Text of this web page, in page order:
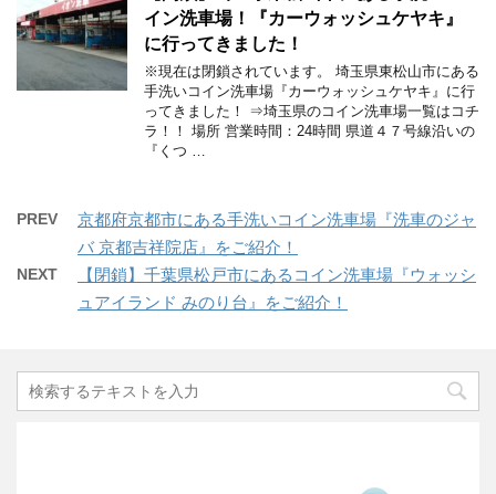
イン洗車場！『カーウォッシュケヤキ』
に行ってきました！
※現在は閉鎖されています。 埼玉県東松山市にある
手洗いコイン洗車場『カーウォッシュケヤキ』に行
ってきました！ ⇒埼玉県のコイン洗車場一覧はコチ
ラ！！ 場所 営業時間：24時間 県道４７号線沿いの
『くつ …
PREV
京都府京都市にある手洗いコイン洗車場『洗車のジャ
バ 京都吉祥院店』をご紹介！
NEXT
【閉鎖】千葉県松戸市にあるコイン洗車場『ウォッシ
ュアイランド みのり台』をご紹介！